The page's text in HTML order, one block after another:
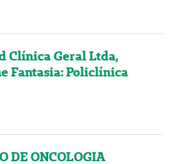
Clínica Geral Ltda,
Fantasia: Policlínica
DE ONCOLOGIA